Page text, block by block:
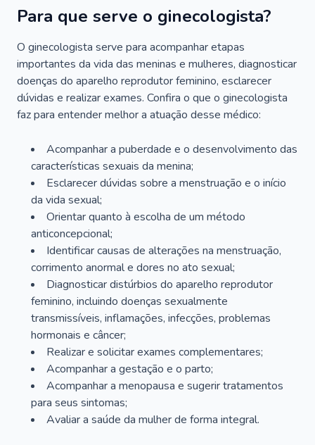
Para que serve o ginecologista?
O ginecologista serve para acompanhar etapas
importantes da vida das meninas e mulheres, diagnosticar
doenças do aparelho reprodutor feminino, esclarecer
dúvidas e realizar exames. Confira o que o ginecologista
faz para entender melhor a atuação desse médico:
Acompanhar a puberdade e o desenvolvimento das
características sexuais da menina;
Esclarecer dúvidas sobre a menstruação e o início
da vida sexual;
Orientar quanto à escolha de um método
anticoncepcional;
Identificar causas de alterações na menstruação,
corrimento anormal e dores no ato sexual;
Diagnosticar distúrbios do aparelho reprodutor
feminino, incluindo doenças sexualmente
transmissíveis, inflamações, infecções, problemas
hormonais e câncer;
Realizar e solicitar exames complementares;
Acompanhar a gestação e o parto;
Acompanhar a menopausa e sugerir tratamentos
para seus sintomas;
Avaliar a saúde da mulher de forma integral.